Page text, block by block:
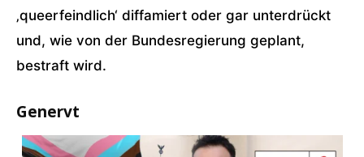
‚queerfeindlich‘ diffamiert oder gar unterdrückt
und, wie von der Bundesregierung geplant,
bestraft wird.
Genervt